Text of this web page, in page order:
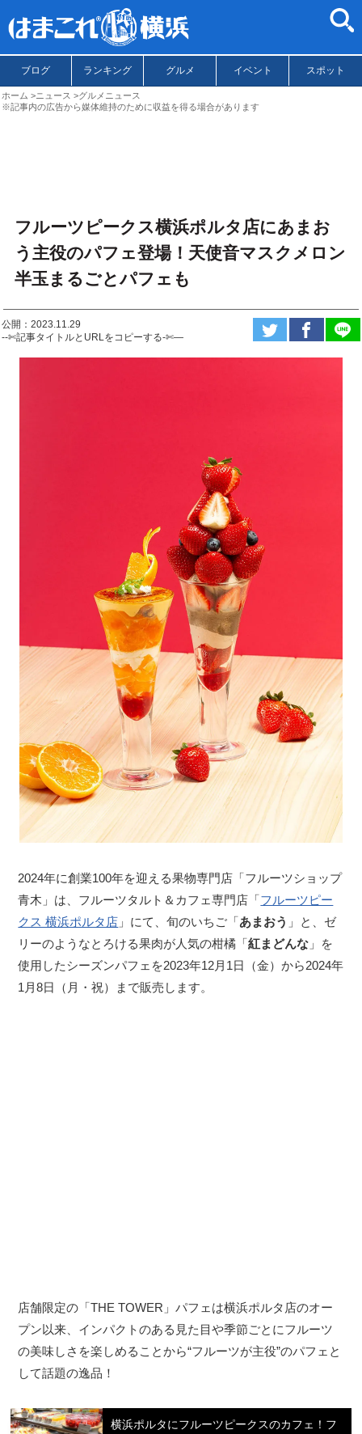
ブログ ランキング グルメ イベント スポット
ホーム ニュース
グルメニュース
※記事内の広告から媒体維持のために収益を得る場合があります
フルーツピークス横浜ポルタ店にあまお
う主役のパフェ登場！天使音マスクメロン
半玉まるごとパフェも
公開：2023.11.29
--✄記事タイトルとURLをコピーする-✄—
2024年に創業100年を迎える果物専門店「フルーツショップ
青木」は、フルーツタルト＆カフェ専門店「フルーツピー
クス 横浜ポルタ店 」にて、旬のいちご「あまおう 」と、ゼ
リーのようなとろける果肉が人気の柑橘「紅まどんな 」を
使用したシーズンパフェを2023年12月1日（金）から2024年
1月8日（月・祝）まで販売します。
店舗限定の「THE TOWER」パフェは横浜ポルタ店のオー
プン以来、インパクトのある見た目や季節ごとにフルーツ
の美味しさを楽しめることから“フルーツが主役”のパフェと
して話題の逸品！
横浜ポルタにフルーツピークスのカフェ！フ